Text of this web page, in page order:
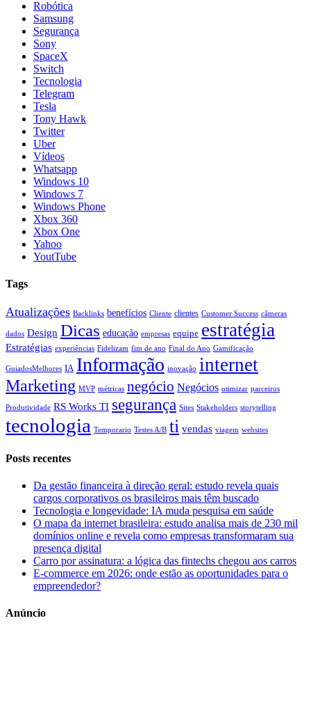
Robótica
Samsung
Segurança
Sony
SpaceX
Switch
Tecnologia
Telegram
Tesla
Tony Hawk
Twitter
Uber
Vídeos
Whatsapp
Windows 10
Windows 7
Windows Phone
Xbox 360
Xbox One
Yahoo
YoutTube
Tags
Atualizações Backlinks benefícios Cliente clientes Customer Success câmeras
dados Design Dicas educação empresas equipe estratégia
Estratégias experiências Fidelizam fim de ano Final do Ano Gamificação
GuiadosMelhores IA Informação inovação internet
Marketing MVP métricas negócio Negócios otimizar parceiros
Produtividade RS Works TI segurança Sites Stakeholders storytelling
tecnologia Temporario Testes A/B ti vendas viagem websites
Posts recentes
Da gestão financeira à direção geral: estudo revela quais
cargos corporativos os brasileiros mais têm buscado
Tecnologia e longevidade: IA muda pesquisa em saúde
O mapa da internet brasileira: estudo analisa mais de 230 mil
domínios online e revela como empresas transformaram sua
presença digital
Carro por assinatura: a lógica das fintechs chegou aos carros
E-commerce em 2026: onde estão as oportunidades para o
empreendedor?
Anúncio